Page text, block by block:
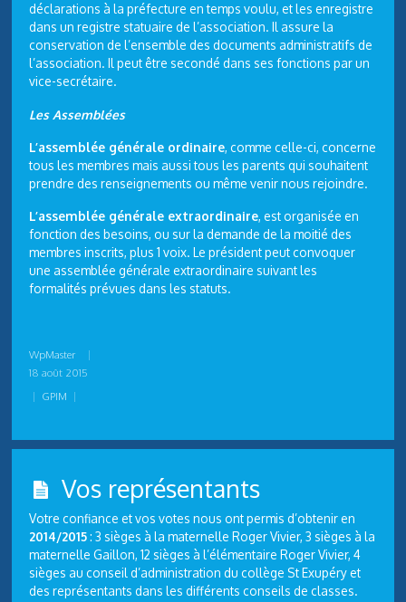
déclarations à la préfecture en temps voulu, et les enregistre
dans un registre statuaire de l’association. Il assure la
conservation de l’ensemble des documents administratifs de
l’association. Il peut être secondé dans ses fonctions par un
vice-secrétaire.
Les Assemblées
L’assemblée générale ordinaire, comme celle-ci, concerne
tous les membres mais aussi tous les parents qui souhaitent
prendre des renseignements ou même venir nous rejoindre.
L’assemblée générale extraordinaire, est organisée en
fonction des besoins, ou sur la demande de la moitié des
membres inscrits, plus 1 voix. Le président peut convoquer
une assemblée générale extraordinaire suivant les
formalités prévues dans les statuts.
WpMaster
|
18 août 2015
| GPIM |
Vos représentants
Votre confiance et vos votes nous ont permis d’obtenir en
2014/2015: 3 sièges à la maternelle Roger Vivier, 3 sièges à la
maternelle Gaillon, 12 sièges à l’élémentaire Roger Vivier, 4
sièges au conseil d’administration du collège St Exupéry et
des représentants dans les différents conseils de classes.